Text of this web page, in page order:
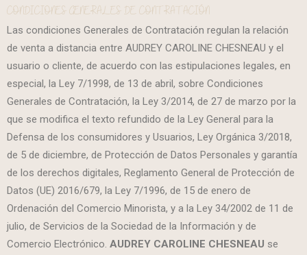
CONDICIONES GENERALES DE CONTRATACIÓN
Las condiciones Generales de Contratación regulan la relación
de venta a distancia entre AUDREY CAROLINE CHESNEAU y el
usuario o cliente, de acuerdo con las estipulaciones legales, en
especial, la Ley 7/1998, de 13 de abril, sobre Condiciones
Generales de Contratación, la Ley 3/2014, de 27 de marzo por la
que se modifica el texto refundido de la Ley General para la
Defensa de los consumidores y Usuarios, Ley Orgánica 3/2018,
de 5 de diciembre, de Protección de Datos Personales y garantía
de los derechos digitales, Reglamento General de Protección de
Datos (UE) 2016/679, la Ley 7/1996, de 15 de enero de
Ordenación del Comercio Minorista, y a la Ley 34/2002 de 11 de
julio, de Servicios de la Sociedad de la Información y de
Comercio Electrónico. AUDREY CAROLINE CHESNEAU se